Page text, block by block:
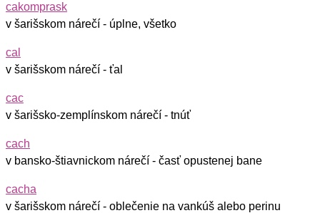
cakomprask
v šarišskom nárečí - úplne, všetko
cal
v šarišskom nárečí - ťal
cac
v šarišsko-zemplínskom nárečí - tnúť
cach
v bansko-štiavnickom nárečí - časť opustenej bane
cacha
v šarišskom nárečí - oblečenie na vankúš alebo perinu